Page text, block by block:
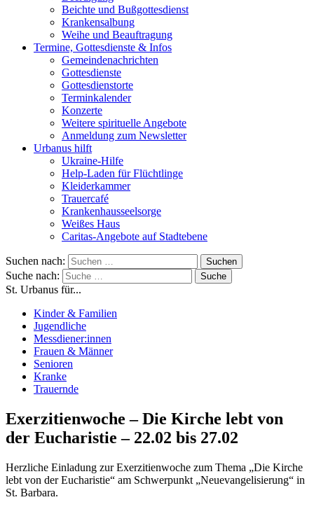
Beichte und Bußgottesdienst
Krankensalbung
Weihe und Beauftragung
Termine, Gottesdienste & Infos
Gemeindenachrichten
Gottesdienste
Gottesdienstorte
Terminkalender
Konzerte
Weitere spirituelle Angebote
Anmeldung zum Newsletter
Urbanus hilft
Ukraine-Hilfe
Help-Laden für Flüchtlinge
Kleiderkammer
Trauercafé
Krankenhausseelsorge
Weißes Haus
Caritas-Angebote auf Stadtebene
Suchen nach:
Suche nach:
St. Urbanus für...
Kinder & Familien
Jugendliche
Messdiener:innen
Frauen & Männer
Senioren
Kranke
Trauernde
Exerzitienwoche – Die Kirche lebt von
der Eucharistie – 22.02 bis 27.02
Herzliche Einladung zur Exerzitienwoche zum Thema „Die Kirche
lebt von der Eucharistie“ am Schwerpunkt „Neuevangelisierung“ in
St. Barbara.